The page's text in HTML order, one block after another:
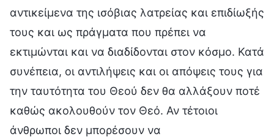
αντικείμενα της ισόβιας λατρείας και επιδίωξής
τους και ως πράγματα που πρέπει να
εκτιμώνται και να διαδίδονται στον κόσμο. Κατά
συνέπεια, οι αντιλήψεις και οι απόψεις τους για
την ταυτότητα του Θεού δεν θα αλλάξουν ποτέ
καθώς ακολουθούν τον Θεό. Αν τέτοιοι
άνθρωποι δεν μπορέσουν να